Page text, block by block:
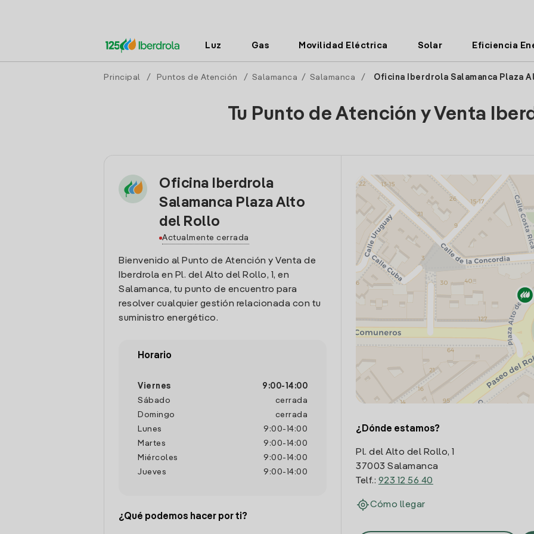
Luz Gas Movilidad Eléctrica Solar Eficiencia
Principal / Puntos de Atención / Salamanca / Salamanca / Oficina Iberdrola Salamanca Plaza
Tu Punto de Atención y Venta
Oficina Iberdrola
Salamanca Plaza Alto
del Rollo
Actualmente cerrada
Bienvenido al Punto de Atención y Venta de
Iberdrola en Pl. del Alto del Rollo, 1, en
Salamanca, tu punto de encuentro para
resolver cualquier gestión relacionada con tu
suministro energético.
Horario
Viernes 9:00- 14:00
Sábado
cerrada
Domingo
cerrada
Lunes
9:00- 14:00
Martes
9:00- 14:00
Miércoles
9:00- 14:00
Jueves
9:00- 14:00
¿Qué podemos hacer por ti?
¿Dónde estamos?
Pl. del Alto del Rollo, 1
37003 Salamanca
Telf.: 923 12 56 40
Cómo llegar